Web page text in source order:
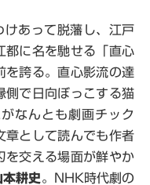
あって脱藩し、江戸
都に名を馳せる「直心
を誇る。直心影流の達
側で日向ぼっこする猫
なんとも劇画チック
章として読んでも作者
を交える場面が鮮やか
本耕史。NHK時代劇の